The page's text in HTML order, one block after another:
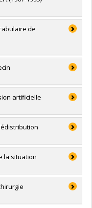
de
artificielle
la situation